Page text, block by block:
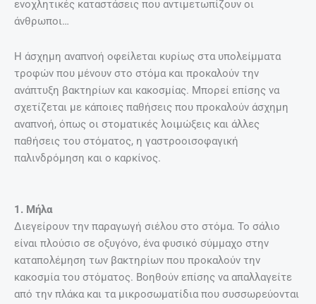
ενοχλητικές καταστάσεις που αντιμετωπίζουν οι
άνθρωποι…
Η άσχημη αναπνοή οφείλεται κυρίως στα υπολείμματα
τροφών που μένουν στο στόμα και προκαλούν την
ανάπτυξη βακτηρίων και κακοσμίας. Μπορεί επίσης να
σχετίζεται με κάποιες παθήσεις που προκαλούν άσχημη
αναπνοή, όπως οι στοματικές λοιμώξεις και άλλες
παθήσεις του στόματος, η γαστροοισοφαγική
παλινδρόμηση και ο καρκίνος.
1. Μήλα
Διεγείρουν την παραγωγή σιέλου στο στόμα. Το σάλιο
είναι πλούσιο σε οξυγόνο, ένα φυσικό σύμμαχο στην
καταπολέμηση των βακτηρίων που προκαλούν την
κακοσμία του στόματος. Βοηθούν επίσης να απαλλαγείτε
από την πλάκα και τα μικροσωματίδια που συσσωρεύονται